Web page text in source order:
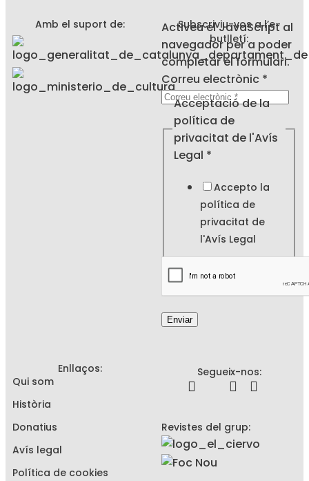
Amb el suport de:
Subscriviu-vos a l’e-
butlletí:
Activeu el JavaScript al
navegador per a poder
completar el formulari.
Correu electrònic *
Legal
electrònic
Acceptació de la
política de
privacitat de l'Avís
Legal *
Accepto la
política de
privacitat de
l'Avís Legal
Enviar
Enllaços:
Qui som
Història
Donatius
Avís legal
Política de cookies
Segueix-nos:
Revistes del grup: